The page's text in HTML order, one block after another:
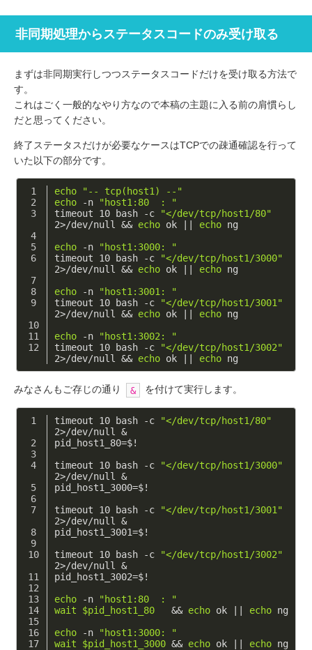
非同期処理からステータスコードのみ受け取る
まずは非同期実行しつつステータスコードだけを受け取る方法で
す。
これはごく一般的なやり方なので本稿の主題に入る前の肩慣らし
だと思ってください。
終了ステータスだけが必要なケースはTCPでの疎通確認を行って
いた以下の部分です。
echo
"-- tcp(host1) --"
echo -n
"host1:80  : "
timeout 10 bash -c
"</dev/tcp/host1/80"
2>/dev/null && echo ok || echo ng
echo -n
"host1:3000: "
timeout 10 bash -c
"</dev/tcp/host1/3000"
2>/dev/null && echo ok || echo ng
echo -n
"host1:3001: "
timeout 10 bash -c
"</dev/tcp/host1/3001"
2>/dev/null && echo ok || echo ng
echo -n
"host1:3002: "
timeout 10 bash -c
"</dev/tcp/host1/3002"
2>/dev/null && echo ok || echo ng
みなさんもご存じの通り & を付けて実行します。
timeout 10 bash -c
"</dev/tcp/host1/80"
2>/dev/null &
pid_host1_80=$!
timeout 10 bash -c
"</dev/tcp/host1/3000"
2>/dev/null &
pid_host1_3000=$!
timeout 10 bash -c
"</dev/tcp/host1/3001"
2>/dev/null &
pid_host1_3001=$!
timeout 10 bash -c
"</dev/tcp/host1/3002"
2>/dev/null &
pid_host1_3002=$!
echo -n
"host1:80  : "
wait
$pid_host1_80
   &&
echo ok || echo ng
echo -n
"host1:3000: "
wait
$pid_host1_3000 && echo ok || echo ng